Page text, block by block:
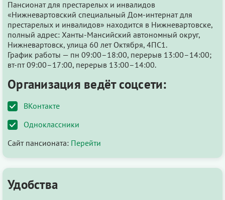
Пансионат для престарелых и инвалидов
«Нижневартовский специальный Дом-интернат для
престарелых и инвалидов» находится в Нижневартовске,
полный адрес: Ханты-Мансийский автономный округ,
Нижневартовск, улица 60 лет Октября, 4ПС1.
График работы — пн 09:00–18:00, перерыв 13:00–14:00;
вт-пт 09:00–17:00, перерыв 13:00–14:00.
Организация ведёт соцсети:
ВКонтакте
Одноклассники
Сайт пансионата: Перейти
Удобства